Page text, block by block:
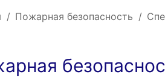
Пожарная безопасность